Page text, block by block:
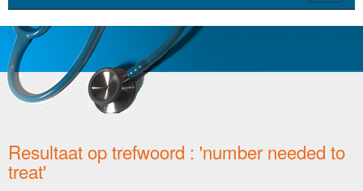
Resultaat op trefwoord : 'number needed to
treat'